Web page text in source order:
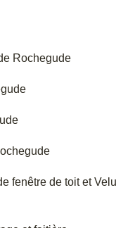
Rochegude
fenêtre de toit et